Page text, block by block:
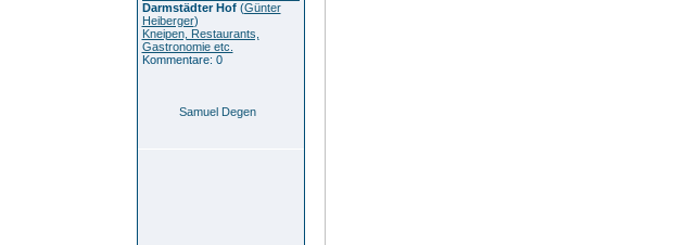
Darmstädter Hof(Günter
Heiberger)
Kneipen, Restaurants,
Gastronomie etc.
Kommentare: 0
Samuel Degen